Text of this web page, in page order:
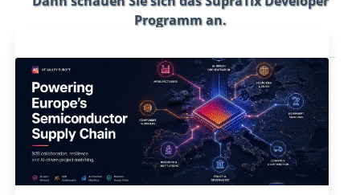
Programman.